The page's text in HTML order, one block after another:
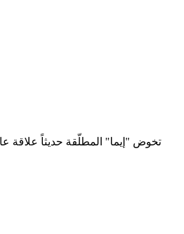
تخوض "إيما" المطلّقة حديثاً علاقة